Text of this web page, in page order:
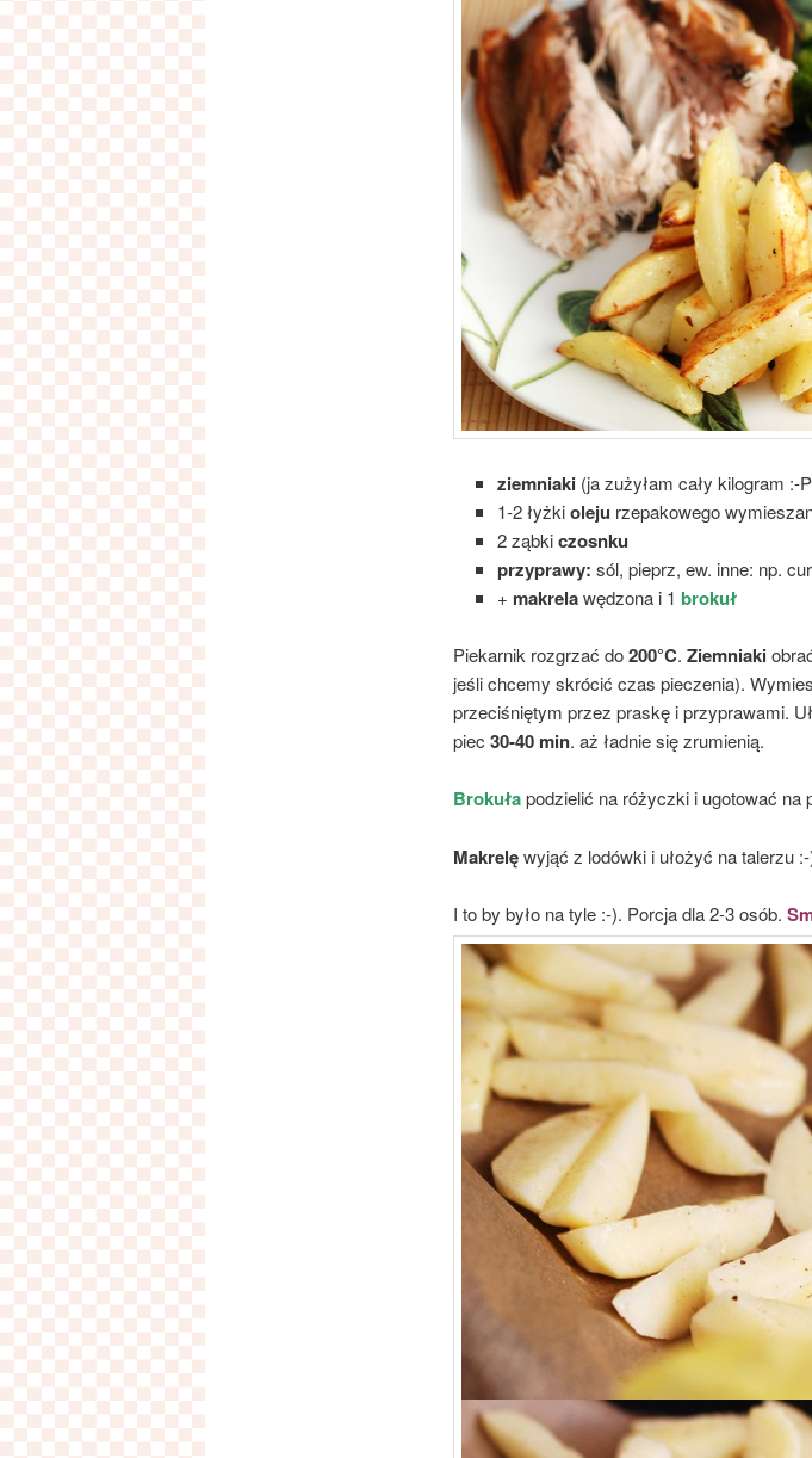
ziemniaki (ja zużyłam cały kilogram :-
1-2 łyżkioleju rzepakowego
2 ząbkiczosnku
przyprawy: sól, pieprz, ew. inne: np.
+ makrelawędzona i 1brokuł
Piekarnik rozgrzać do200°C. Ziemniaki
jeśli chcemy skrócić czas pieczenia).
przeciśniętym przez praskę i przyprawami.
piec 30-40 min. aż ładnie się zrumienią.
Brokułapodzielić na różyczki i ugotować na
Makrelęwyjąć z lodówki i ułożyć na talerzu
I to by było na tyle :-). Porcja dla 2-3 osób.